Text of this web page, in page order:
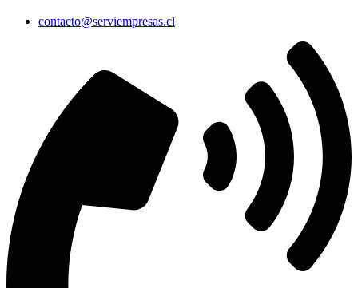
contacto@serviempresas.cl